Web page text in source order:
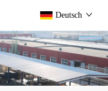
Deutsch